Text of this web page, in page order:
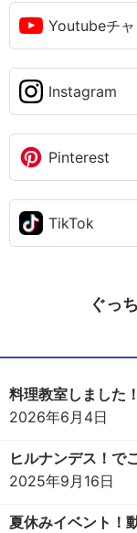
Youtubeチ
Instagram
Pinterest
TikTok
ぐっ
料理教室しました！
2026年6月4日
ヒルナンデス！で
2025年9月16日
夏休みイベント！